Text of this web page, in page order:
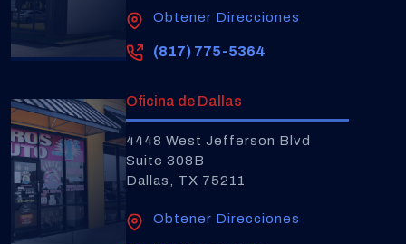
Obtener Direcciones
(817) 775-5364
Oficina de Dallas
4448 West Jefferson Blvd
Suite 308B
Dallas, TX 75211
Obtener Direcciones